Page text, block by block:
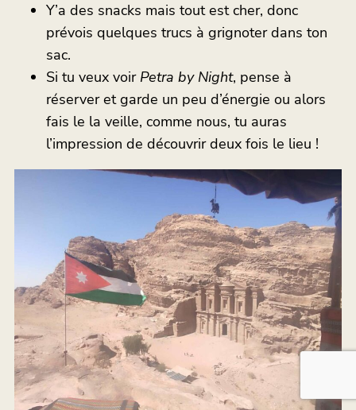
Y’a des snacks mais tout est cher, donc
prévois quelques trucs à grignoter dans ton
sac.
Si tu veux voir Petra by Night, pense à
réserver et garde un peu d’énergie ou alors
fais le la veille, comme nous, tu auras
l’impression de découvrir deux fois le lieu !